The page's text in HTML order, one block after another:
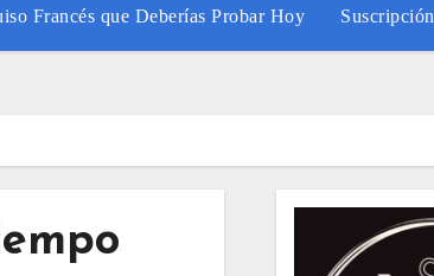
Francés que Deberías Probar Hoy Suscripción